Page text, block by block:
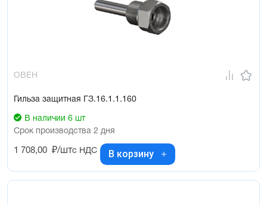
ОВЕН
Гильза защитная ГЗ.16.1.1.160
В наличии 6 шт
Срок производства 2 дня
1 708,00 ₽/штс НДС В корзину